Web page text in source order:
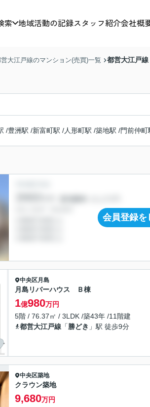
索 地域活動の記録スタッフ紹介会社概
大江戸線のマンション(売買)一覧 都営大江戸
/豊洲駅 /新富町駅 /人形町駅 /築地駅 /門前仲町
会員登録を
中央区月島
月島リバーハウス Ｂ棟
1億980万円
5階 / 76.37㎡ / 3LDK /築43年 /11階建
都営大江戸線 「勝どき 」駅 徒歩9分
中央区築地
クラウン築地
9,680万円